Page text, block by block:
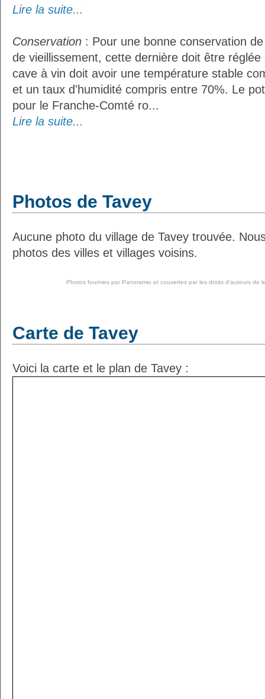
Lire la suite...
Conservation : Pour une bonne conservation
de vieillissement, cette dernière doit être réglée
cave à vin doit avoir une température stable
et un taux d'humidité compris entre 70%. Le
pour le Franche-Comté ro...
Lire la suite...
Photos de Tavey
Aucune photo du village de Tavey trouvée.
photos des villes et villages voisins.
Photos fournies par Panoramio et couvertes par les droits d'auteurs de
Carte de Tavey
Voici la carte et le plan de Tavey :